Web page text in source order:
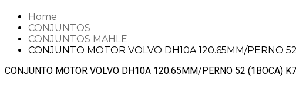
Home
CONJUNTOS
CONJUNTOS MAHLE
CONJUNTO MOTOR VOLVO DH10A 120.65MM/PERNO
CONJUNTO MOTOR VOLVO DH10A 120.65MM/PERNO 52 (1BOCA)